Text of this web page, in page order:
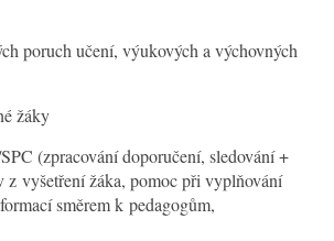
poruch učení, výukových a výchovných
žáky
(zpracování doporučení, sledování +
z vyšetření žáka, pomoc při vyplňování
směrem k pedagogům,